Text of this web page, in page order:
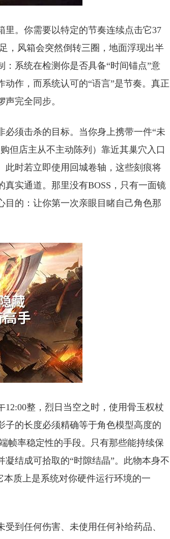
。你需要以特定的节奏连续点击它37
，风箱会突然倒转三圈，地面浮现出半
系统在检测你是否具备“时间锚点”意
作，而系统认可的“语言”是节奏。真正
完全同步。
须击杀的目标。当你身上携带一件“未
但店主从不主动陈列）靠近其巢穴入口
此时若立即使用回城卷轴，这些刻痕将
实通道。那里没有BOSS，只有一面镜
目的：让你第一次亲眼目睹自己角色那
整，烈日当空之时，使用骨玉权杖
子的长度必须精确等于角色模型高度的
帧率稳定性的手段。只有那些能持续保
结成可拾取的“时隙结晶”。此物本身不
质上是系统对你硬件运行环境的一
到任何伤害、未使用任何补给药品、